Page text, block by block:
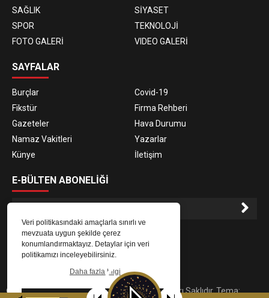
Veri politikasındaki amaçlarla sınırlı ve
mevzuata uygun şekilde çerez
konumlandırmaktayız. Detaylar için veri
politikamızı inceleyebilirsiniz.
Daha fazla bilgi
SAĞLIK
SİYASET
SPOR
TEKNOLOJİ
FOTO GALERİ
VIDEO GALERİ
SAYFALAR
Burçlar
Covid-19
Fikstür
Firma Rehberi
Gazeteler
Hava Durumu
Namaz Vakitleri
Yazarlar
Künye
İletişim
E-BÜLTEN ABONELİĞİ
E-Bülten aboneliği ile haberlere daha hızlı erişin.
© 2023Gaziantep Radyo Zeugma. Tüm Hakları Saklıdır. Tema: